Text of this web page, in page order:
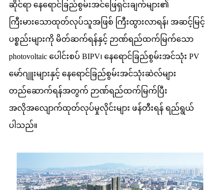
ဆိုင်ရာ နေရောင်ခြည်စွမ်းအင်ဖြေရှင်းချက်များ၏
ကြီးမားသောထုတ်လုပ်သူအဖြစ် ကြီးထွားလာရန်၊ အဆင့်မြင့်
ပစ္စည်းများကို မိတ်ဆက်ရန်နှင့် ဉာဏ်ရည်ထက်မြက်သော
photovoltaic ပေါင်းစပ် BIPV၊ နေရောင်ခြည်စွမ်းအင်သုံး PV
မော်ဂျူးများနှင့် နေရောင်ခြည်စွမ်းအင်သုံးဆဲလ်များ
တည်ဆောက်ရန်အတွက် ဉာဏ်ရည်ထက်မြက်ပြီး
အလိုအလျောက်ထုတ်လုပ်မှုလိုင်းများ ဖန်တီးရန် ရည်ရွယ်
ပါသည်။